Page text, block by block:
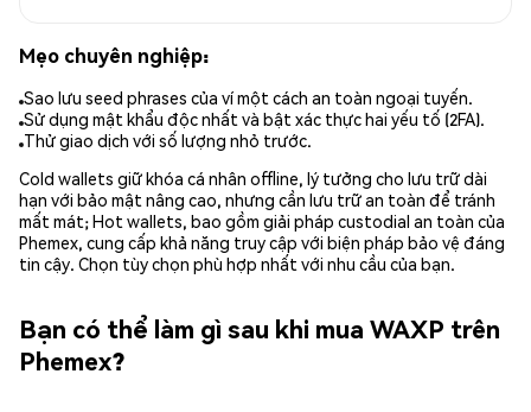
Mẹo chuyên nghiệp:
Sao lưu seed phrases của ví một cách an toàn ngoại tuyến.
Sử dụng mật khẩu độc nhất và bật xác thực hai yếu tố (2FA).
Thử giao dịch với số lượng nhỏ trước.
Cold wallets giữ khóa cá nhân offline, lý tưởng cho lưu trữ dài
hạn với bảo mật nâng cao, nhưng cần lưu trữ an toàn để tránh
mất mát; Hot wallets, bao gồm giải pháp custodial an toàn của
Phemex, cung cấp khả năng truy cập với biện pháp bảo vệ đáng
tin cậy. Chọn tùy chọn phù hợp nhất với nhu cầu của bạn.
Bạn có thể làm gì sau khi mua WAXP trên
Phemex?